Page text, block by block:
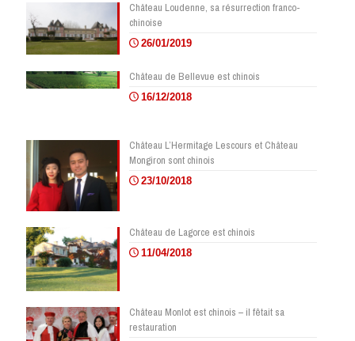
Château Loudenne, sa résurrection franco-
chinoise
26/01/2019
Château de Bellevue est chinois
16/12/2018
Château L’Hermitage Lescours et Château
Mongiron sont chinois
23/10/2018
Château de Lagorce est chinois
11/04/2018
Château Monlot est chinois – il fêtait sa
restauration